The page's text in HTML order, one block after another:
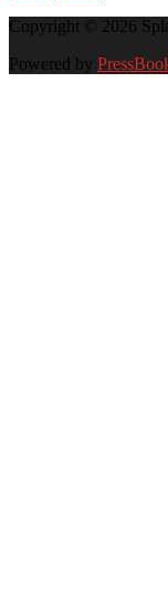
Copyright © 2026
Powered by